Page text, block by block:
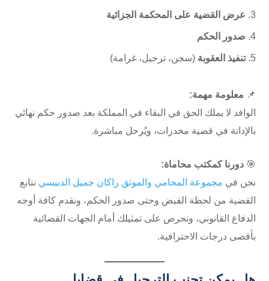
عرض القضية على المحكمة الجزائية
صدور الحكم
تنفيذ العقوبة (سجن، ترحيل، غرامة)
📌 معلومة مهمة:
الوافد لا يملك الحق في البقاء في المملكة بعد صدور حكم نهائي
بالإدانة في قضية مخدرات، ويُرحل مباشرة.
🎯دورنا كمكتب محاماة:
نحن في مجموعة المحامي والموثق راكان جميل الدبيسي نتابع
القضية من لحظة القبض وحتى صدور الحكم، ونقدم كافة أوجه
الدفاع القانوني، ونحرص على تمثيلك أمام الجهات القضائية
بأقصى درجات الاحترافية.